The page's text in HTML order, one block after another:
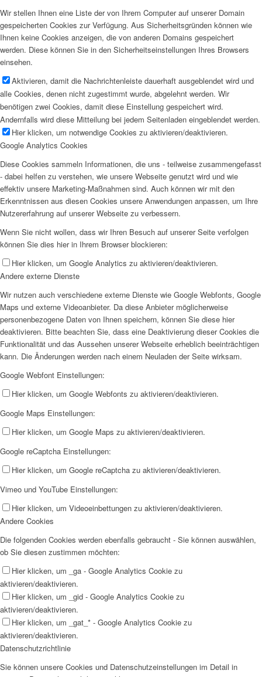
Wir stellen Ihnen eine Liste der von Ihrem Computer auf unserer Domain
gespeicherten Cookies zur Verfügung. Aus Sicherheitsgründen können wie
Ihnen keine Cookies anzeigen, die von anderen Domains gespeichert
werden. Diese können Sie in den Sicherheitseinstellungen Ihres Browsers
einsehen.
Aktivieren, damit die Nachrichtenleiste dauerhaft ausgeblendet wird und
alle Cookies, denen nicht zugestimmt wurde, abgelehnt werden. Wir
benötigen zwei Cookies, damit diese Einstellung gespeichert wird.
Andernfalls wird diese Mitteilung bei jedem Seitenladen eingeblendet werden.
Hier klicken, um notwendige Cookies zu aktivieren/deaktivieren.
Google Analytics Cookies
Diese Cookies sammeln Informationen, die uns - teilweise zusammengefasst
- dabei helfen zu verstehen, wie unsere Webseite genutzt wird und wie
effektiv unsere Marketing-Maßnahmen sind. Auch können wir mit den
Erkenntnissen aus diesen Cookies unsere Anwendungen anpassen, um Ihre
Nutzererfahrung auf unserer Webseite zu verbessern.
Wenn Sie nicht wollen, dass wir Ihren Besuch auf unserer Seite verfolgen
können Sie dies hier in Ihrem Browser blockieren:
Hier klicken, um Google Analytics zu aktivieren/deaktivieren.
Andere externe Dienste
Wir nutzen auch verschiedene externe Dienste wie Google Webfonts, Google
Maps und externe Videoanbieter. Da diese Anbieter möglicherweise
personenbezogene Daten von Ihnen speichern, können Sie diese hier
deaktivieren. Bitte beachten Sie, dass eine Deaktivierung dieser Cookies die
Funktionalität und das Aussehen unserer Webseite erheblich beeinträchtigen
kann. Die Änderungen werden nach einem Neuladen der Seite wirksam.
Google Webfont Einstellungen:
Hier klicken, um Google Webfonts zu aktivieren/deaktivieren.
Google Maps Einstellungen:
Hier klicken, um Google Maps zu aktivieren/deaktivieren.
Google reCaptcha Einstellungen:
Hier klicken, um Google reCaptcha zu aktivieren/deaktivieren.
Vimeo und YouTube Einstellungen:
Hier klicken, um Videoeinbettungen zu aktivieren/deaktivieren.
Andere Cookies
Die folgenden Cookies werden ebenfalls gebraucht - Sie können auswählen,
ob Sie diesen zustimmen möchten:
Hier klicken, um _ga - Google Analytics Cookie zu
aktivieren/deaktivieren.
Hier klicken, um _gid - Google Analytics Cookie zu
aktivieren/deaktivieren.
Hier klicken, um _gat_* - Google Analytics Cookie zu
aktivieren/deaktivieren.
Datenschutzrichtlinie
Sie können unsere Cookies und Datenschutzeinstellungen im Detail in